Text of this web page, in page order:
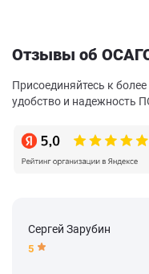
Отзывы об
Присоединяйтесь к
удобство и надежность
Сергей Зарубин
5